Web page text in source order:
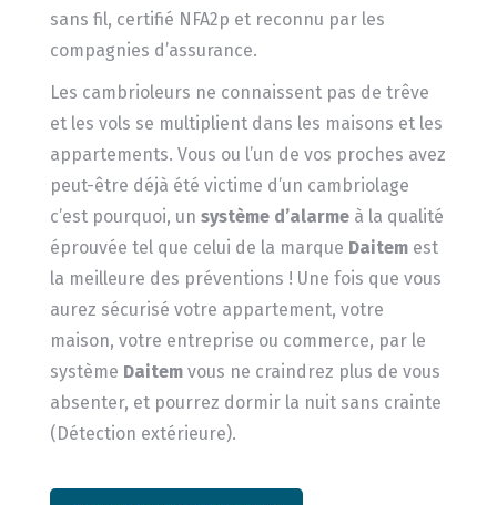
sans fil, certifié NFA2p et reconnu par les
compagnies d’assurance.
Les cambrioleurs ne connaissent pas de trêve
et les vols se multiplient dans les maisons et les
appartements. Vous ou l’un de vos proches avez
peut-être déjà été victime d’un cambriolage
c’est pourquoi, un système d’alarmeà la qualité
éprouvée tel que celui de la marque Daitemest
la meilleure des préventions ! Une fois que vous
aurez sécurisé votre appartement, votre
maison, votre entreprise ou commerce, par le
système Daitemvous ne craindrez plus de vous
absenter, et pourrez dormir la nuit sans crainte
(Détection extérieure).